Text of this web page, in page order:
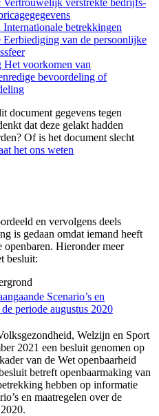
Internationale betrekkingen
Eerbiediging van de persoonlijke
Het voorkomen van
bevoordeling of
document gegevens tegen
dat deze gelakt hadden
Of is het document slecht
het ons weten
en vervolgens deels
is gedaan omdat iemand heeft
openbaren. Hieronder meer
besluit:
Scenario’s en
periode augustus 2020
Welzijn en Sport
2021 een besluit genomen op
van de Wet openbaarheid
betreft openbaarmaking van
hebben op informatie
en maatregelen over de